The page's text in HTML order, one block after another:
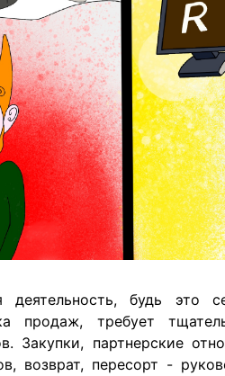
деятельность, будь это
продаж, требует
Закупки, партнерские
возврат, пересорт -